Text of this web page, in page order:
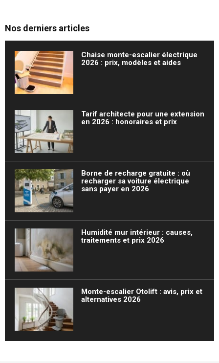
Nos derniers articles
Chaise monte-escalier électrique
2026 : prix, modèles et aides
Tarif architecte pour une extension
en 2026 : honoraires et prix
Borne de recharge gratuite : où
recharger sa voiture électrique
sans payer en 2026
Humidité mur intérieur : causes,
traitements et prix 2026
Monte-escalier Otolift : avis, prix et
alternatives 2026